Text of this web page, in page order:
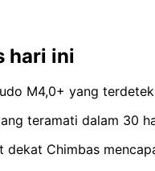
hari ini
M4,0+ yang
teramati dalam 30
Chimbas